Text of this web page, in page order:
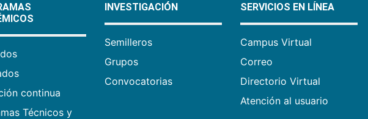
continua
Técnicos y
INVESTIGACIÓN
Semilleros
Grupos
Convocatorias
SERVICIOS EN LÍNEA
Campus Virtual
Correo
Directorio Virtual
Atención al usuario